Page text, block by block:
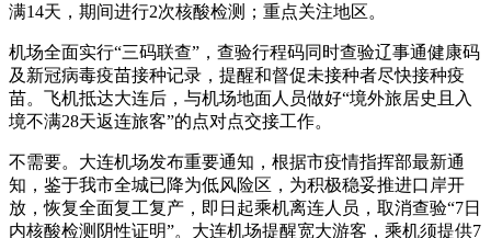
满14天，期间进行2次核酸检测；重点关注地区。
机场全面实行“三码联查”，查验行程码同时查验辽事通健康码
及新冠病毒疫苗接种记录，提醒和督促未接种者尽快接种疫
苗。飞机抵达大连后，与机场地面人员做好“境外旅居史且入
境不满28天返连旅客”的点对点交接工作。
不需要。大连机场发布重要通知，根据市疫情指挥部最新通
知，鉴于我市全城已降为低风险区，为积极稳妥推进口岸开
放，恢复全面复工复产，即日起乘机离连人员，取消查验“7日
内核酸检测阴性证明”。大连机场提醒宽大游客，乘机须提供7